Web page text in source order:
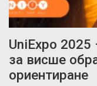
UniExpo
за висше
ориентиране